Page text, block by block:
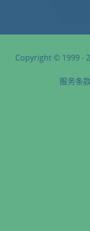
Copyright © 1999 -
服务条款